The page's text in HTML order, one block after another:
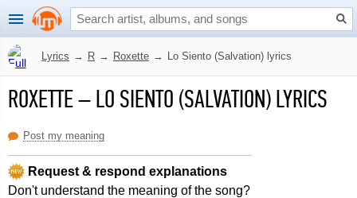
Lyrics → R → Roxette → Lo Siento (Salvation) lyrics
ROXETTE–LO SIENTO (SALVATION) LYRICS
Post my meaning
Request & respond explanations
Don't understand the meaning of the song?